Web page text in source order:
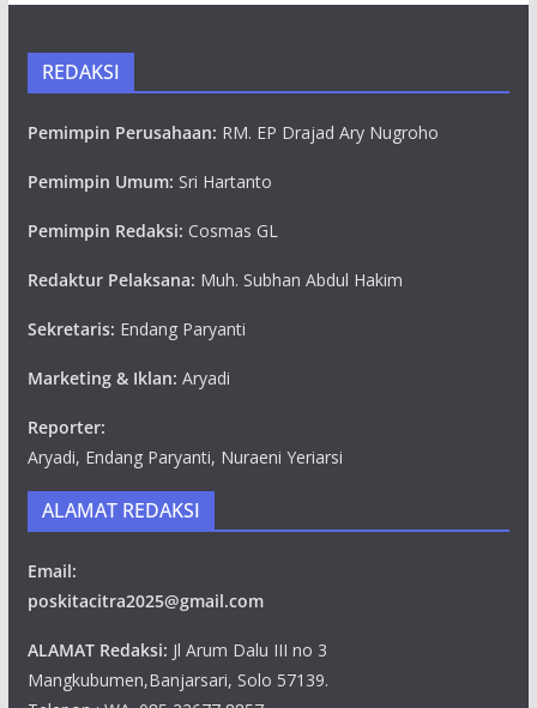
REDAKSI
Pemimpin Perusahaan: RM. EP Drajad Ary Nugroho
Pemimpin Umum: Sri Hartanto
Pemimpin Redaksi: Cosmas GL
Redaktur Pelaksana: Muh. Subhan Abdul Hakim
Sekretaris: Endang Paryanti
Marketing & Iklan: Aryadi
Reporter:
Aryadi, Endang Paryanti, Nuraeni Yeriarsi
ALAMAT REDAKSI
Email:
poskitacitra2025@gmail.com
ALAMAT Redaksi: Jl Arum Dalu III no 3
Mangkubumen,Banjarsari, Solo 57139.